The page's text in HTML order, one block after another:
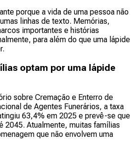
porque a vida de uma pessoa não
linhas de texto. Memórias,
importantes e histórias
para além do que uma lápide
optam por uma lápide
sobre Cremação e Enterro de
de Agentes Funerários, a taxa
63,4% em 2025 e prevê-se que
2045. Atualmente, muitas famílias
que não envolvem uma